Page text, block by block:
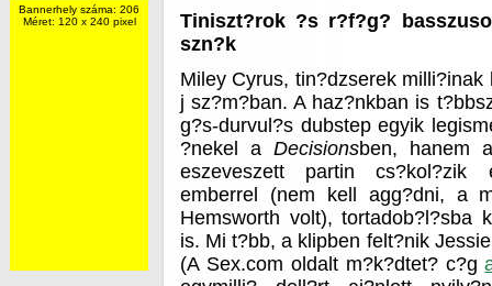
Bannerhely száma: 206
Méret: 120 x 240 pixel
Tiniszt?rok ?s r?f?g?
szn?k
Miley Cyrus, tin?dzserek
j sz?m?ban. A haz?nkban is
g?s-durvul?s dubstep egyik
?nekel a Decisionsben, hanem
eszeveszett partin cs?kol?zik
emberrel (nem kell agg?dni, a
Hemsworth volt), tortadob?l?sba
is. Mi t?bb, a klipben felt?nik
(A Sex.com oldalt m?k?dtet? c?g